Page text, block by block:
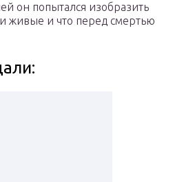
он попытался изобразить
живые и что перед смертью